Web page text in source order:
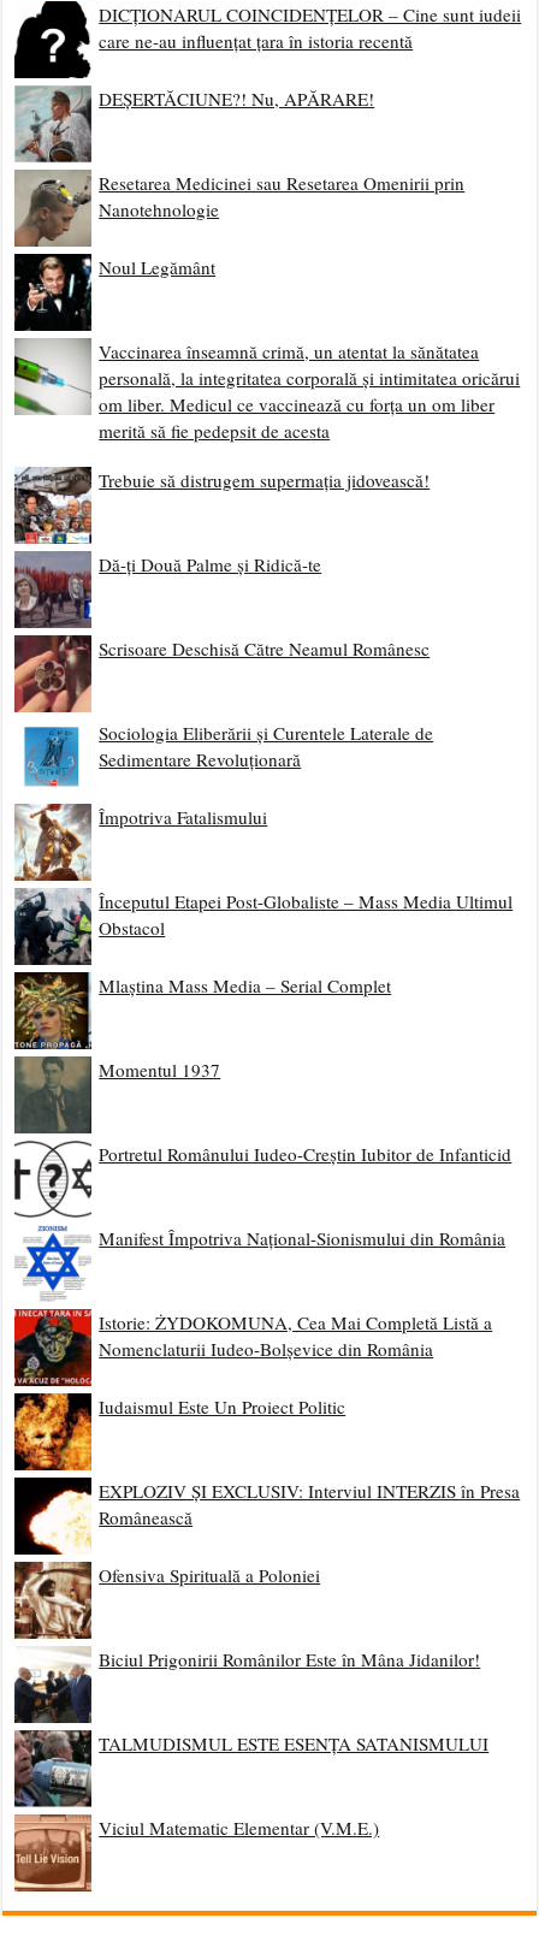
DICȚIONARUL COINCIDENȚELOR – Cine sunt iudeii
care ne-au influențat țara în istoria recentă
DEȘERTĂCIUNE?! Nu, APĂRARE!
Resetarea Medicinei sau Resetarea Omenirii prin
Nanotehnologie
Noul Legământ
Vaccinarea înseamnă crimă, un atentat la sănătatea
personală, la integritatea corporală și intimitatea oricărui
om liber. Medicul ce vaccinează cu forța un om liber
merită să fie pedepsit de acesta
Trebuie să distrugem supermația jidovească!
Dă-ți Două Palme și Ridică-te
Scrisoare Deschisă Către Neamul Românesc
Sociologia Eliberării și Curentele Laterale de
Sedimentare Revoluționară
Împotriva Fatalismului
Începutul Etapei Post-Globaliste – Mass Media Ultimul
Obstacol
Mlaștina Mass Media – Serial Complet
Momentul 1937
Portretul Românului Iudeo-Creștin Iubitor de Infanticid
Manifest Împotriva Național-Sionismului din România
Istorie: ŻYDOKOMUNA, Cea Mai Completă Listă a
Nomenclaturii Iudeo-Bolșevice din România
Iudaismul Este Un Proiect Politic
EXPLOZIV ȘI EXCLUSIV: Interviul INTERZIS în Presa
Românească
Ofensiva Spirituală a Poloniei
Biciul Prigonirii Românilor Este în Mâna Jidanilor!
TALMUDISMUL ESTE ESENȚA SATANISMULUI
Viciul Matematic Elementar (V.M.E.)